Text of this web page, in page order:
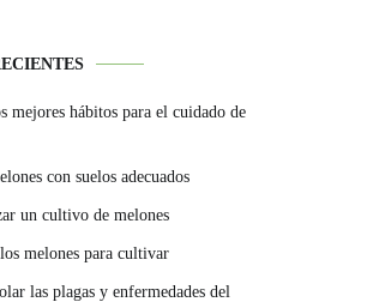
mejores hábitos para el cuidado de
con suelos adecuados
un cultivo de melones
melones para cultivar
las plagas y enfermedades del